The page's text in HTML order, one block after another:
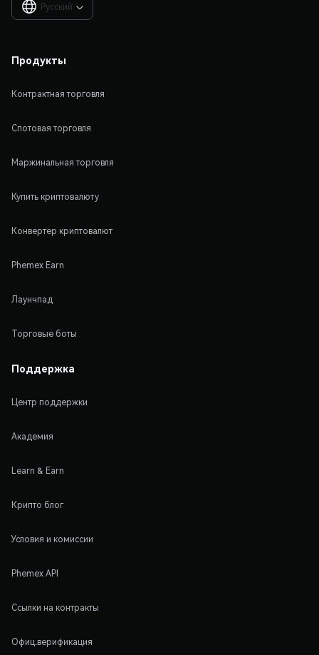
Русский 
Продукты
Контрактная торговля
Спотовая торговля
Маржинальная торговля
Купить криптовалюту
Конвертер криптовалют
Phemex Earn
Лаунчпад
Торговые боты
Поддержка
Центр поддержки
Академия
Learn & Earn
Крипто блог
Условия и комиссии
Phemex API
Ссылки на контракты
Офиц.верификация